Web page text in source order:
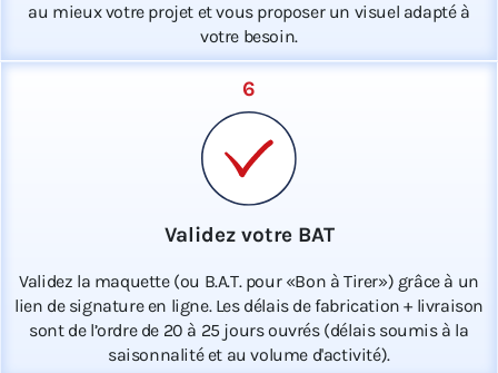
au mieux votre projet et vous proposer un visuel adapté à
votre besoin.
6
Validez votre BAT
Validez la maquette (ou B.A.T. pour «Bon à Tirer») grâce à un
lien de signature en ligne. Les délais de fabrication + livraison
sont de l’ordre de 20 à 25 jours ouvrés (délais soumis à la
saisonnalité et au volume d'activité).